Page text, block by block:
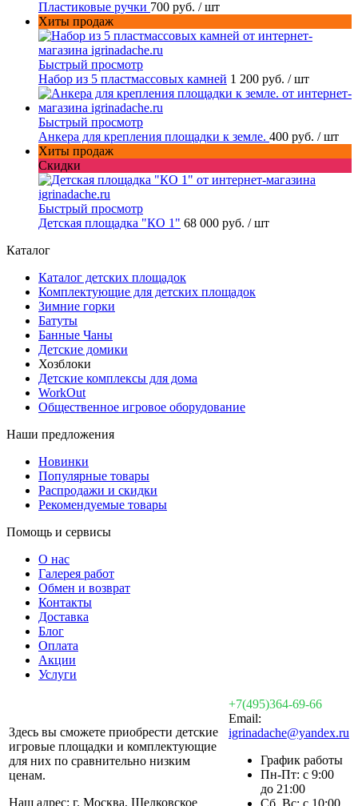
Пластиковые ручки 700 руб. / шт
Хиты продаж
Быстрый просмотр
Набор из 5 пластмассовых камней 1 200 руб. / шт
Быстрый просмотр
Анкера для крепления площадки к земле. 400 руб. / шт
Хиты продаж
Скидки
Быстрый просмотр
Детская площадка "КО 1" 68 000 руб. / шт
Каталог
Каталог детских площадок
Комплектующие для детских площадок
Зимние горки
Батуты
Банные Чаны
Детские домики
Хозблоки
Детские комплексы для дома
WorkOut
Общественное игровое оборудование
Наши предложения
Новинки
Популярные товары
Распродажи и скидки
Рекомендуемые товары
Помощь и сервисы
О нас
Галерея работ
Обмен и возврат
Контакты
Доставка
Блог
Оплата
Акции
Услуги
Здесь вы сможете приобрести детские
игровые площадки и комплектующие
для них по сравнительно низким
ценам.
Наш адрес: г. Москва, Щелковское
+7(495)364-69-66
Email:
igrinadache@yandex.ru
График работы
Пн-Пт: с 9:00
до 21:00
Сб, Вс: с 10:00